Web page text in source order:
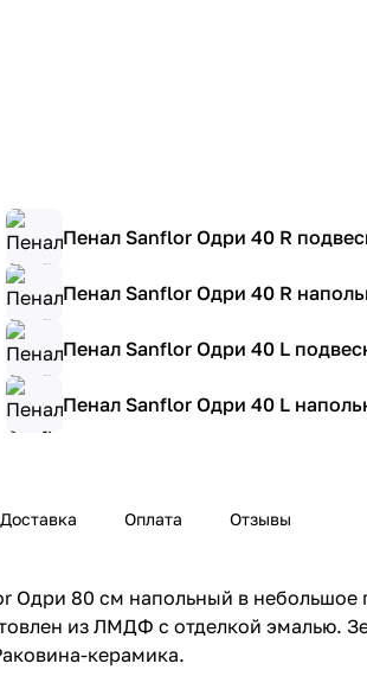
Пенал Sanflor Одри 40 R
Пенал Sanflor Одри 40 R
Пенал Sanflor Одри 40 L
Пенал Sanflor Одри 40 L
Доставка Оплата Отзывы
Одри 80 см напольный в
из ЛМДФ с отделкой эмалью.
керамика.